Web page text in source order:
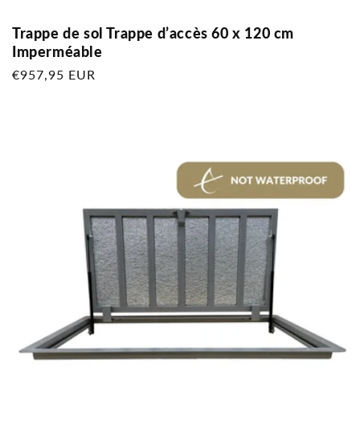
Trappe de sol Trappe d’accès 60 x 120 cm
Imperméable
Prix
€957,95 EUR